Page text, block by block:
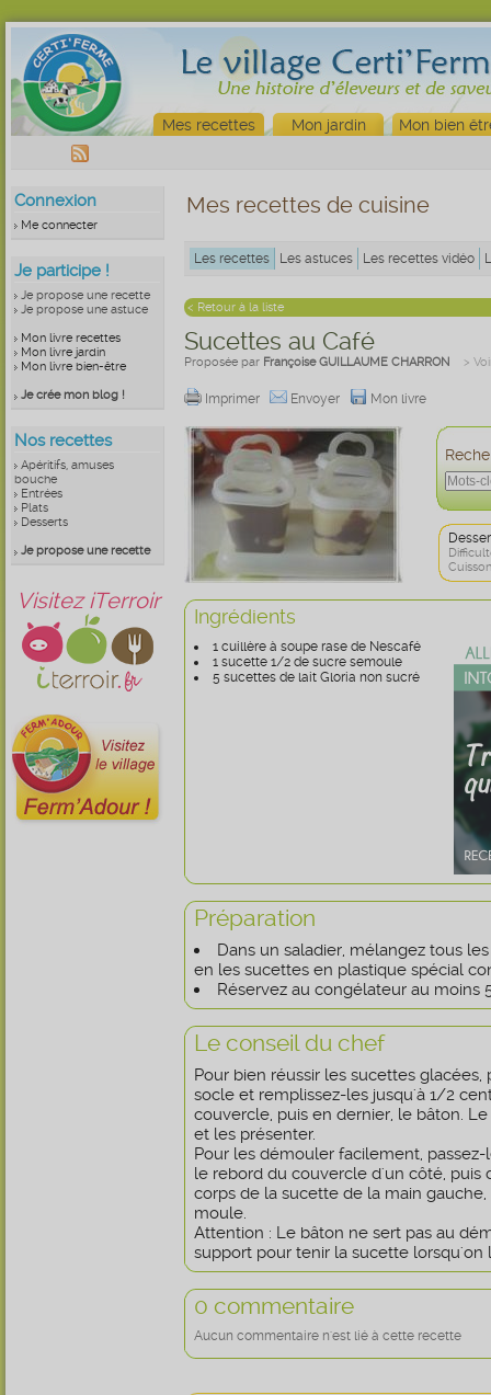
Mes recettes Mon jardin Mon bien
Connexion
Me connecter
Je participe !
Je propose une recette
Je propose une astuce
Mon livre recettes
Mon livre jardin
Mon livre bien-être
Je crée mon blog !
Nos recettes
Apéritifs, amuses
bouche
Entrées
Plats
Desserts
Je propose une recette
Visitez iTerroir
Mes recettes de cuisine
Les recettes Les astuces Les recettes vidéo
< Retour à la liste
Sucettes au Café
Proposée par Françoise GUILLAUME CHARRON >
Imprimer Envoyer Mon livre
Ingrédients
1 cuillère à soupe rase de Nescafé
1 sucette 1/2 de sucre semoule
5 sucettes de lait Gloria non sucré
Préparation
Dans un saladier, mélangez tous
en les sucettes en plastique spécial
Réservez au congélateur au moins
Le conseil du chef
Pour bien réussir les sucettes
socle et remplissez-les jusqu'à 1/2
couvercle, puis en dernier, le bâton.
et les présenter.
Pour les démouler facilement,
le rebord du couvercle d'un côté, puis
corps de la sucette de la main
moule.
Attention : Le bâton ne sert pas au
support pour tenir la sucette
0 commentaire
Aucun commentaire n'est lié à cette recette